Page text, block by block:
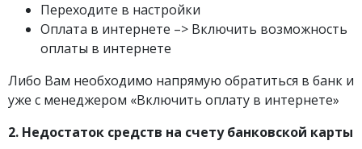
Переходите в настройки
Оплата в интернете –> Включить возможность
оплаты в интернете
Либо Вам необходимо напрямую обратиться в банк и
уже с менеджером «Включить оплату в интернете»
2. Недостаток средств на счету банковской карты